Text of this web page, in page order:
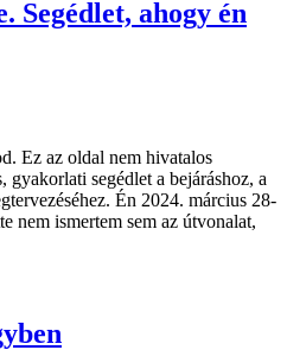
Segédlet, ahogy én
Ez az oldal nem hivatalos
gyakorlati segédlet a bejáráshoz, a
Én 2024. március 28-
nem ismertem sem az útvonalat,